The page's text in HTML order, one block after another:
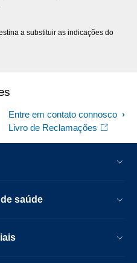
a substituir as indicações do
Entre em contato connosco
Livro de Reclamações
saúde